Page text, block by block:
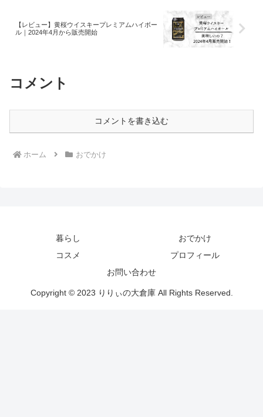
【レビュー】黄桜ウイスキープレミアムハイボー
ル｜2024年4月から販売開始
コメント
コメントを書き込む
ホーム おでかけ
暮らし
おでかけ
コスメ
プロフィール
お問い合わせ
Copyright © 2023 りりぃの大倉庫 All Rights Reserved.